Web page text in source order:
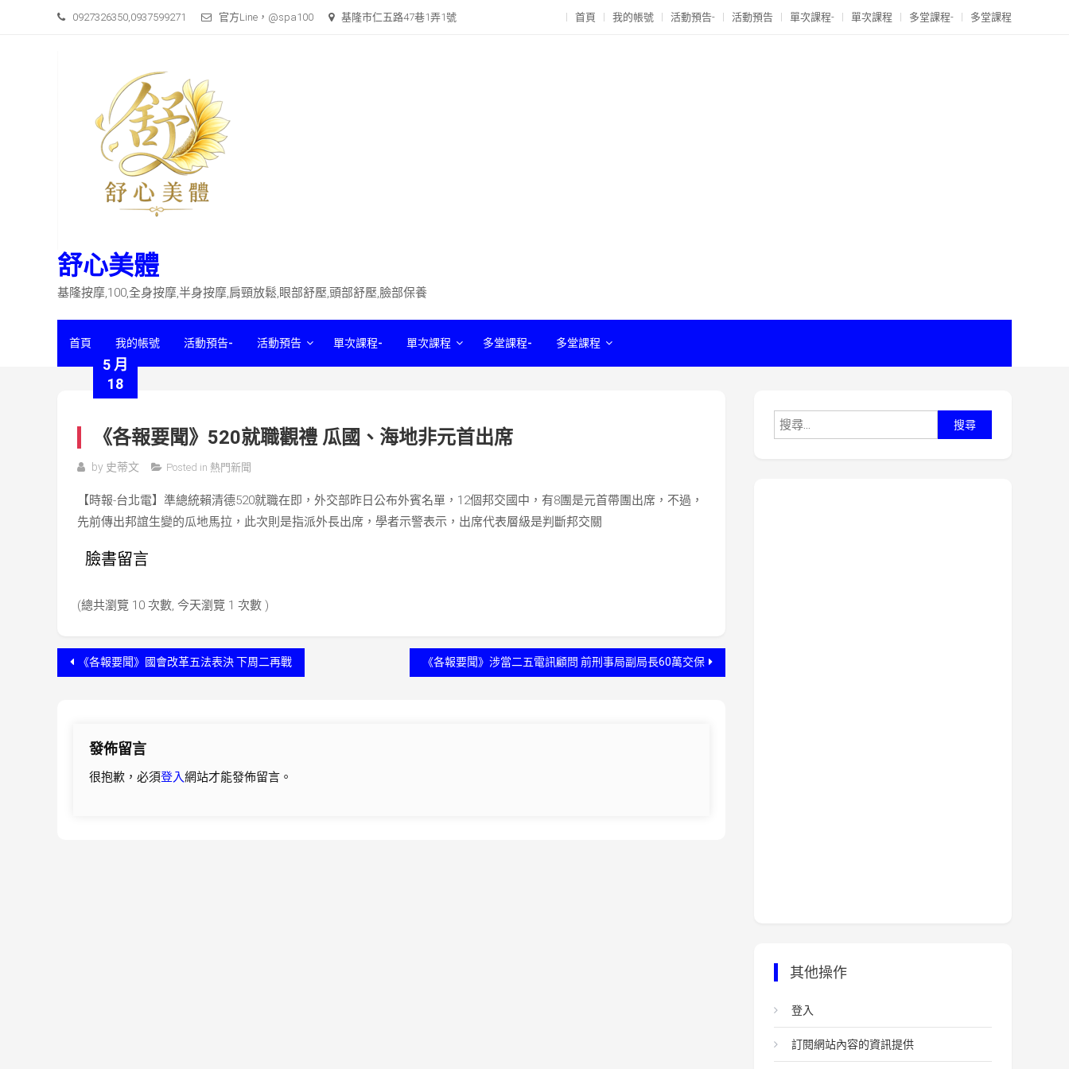
0927326350,0937599271 官方Line，@spa100 基隆市仁五路47巷1弄1號 首頁 我的帳號 活動預告- 活動預告 單次課程- 單次課程 多堂課程- 多堂課程
舒心美體
基隆按摩,100,全身按摩,半身按摩,肩頸放鬆,眼部舒壓,頭部舒壓,臉部保養
首頁 我的帳號 活動預告- 活動預告 單次課程- 單次課程 多堂課程- 多堂課程
5 月
18
《各報要聞》520就職觀禮 瓜國、海地非元首出席
by 史蒂文 Posted in 熱門新聞
【時報-台北電】準總統賴清德520就職在即，外交部昨日公布外賓名單，12個邦交國中，有8團是元首帶團出席，不過，
先前傳出邦誼生變的瓜地馬拉，此次則是指派外長出席，學者示警表示，出席代表層級是判斷邦交關
臉書留言
(總共瀏覽 10 次數, 今天瀏覽 1 次數 )
文
《各報要聞》國會改革五法表決 下周二再戰 《各報要聞》涉當二五電訊顧問 前刑事局副局長60萬交保
發佈留言
很抱歉，必須登入網站才能發佈留言。
尋
其他操作
登入
訂閱網站內容的資訊提供